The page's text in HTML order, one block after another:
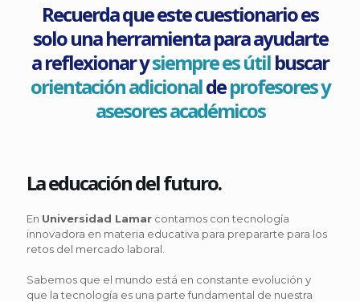
Recuerda que este cuestionario es
solo una herramienta para ayudarte
a reflexionar ysiempre es útilbuscar
orientación adicionaldeprofesores y
asesores académicos
La educación del futuro.
En Universidad Lamar contamos con tecnología
innovadora en materia educativa para prepararte para los
retos del mercado laboral.
Sabemos que el mundo está en constante evolución y
que la tecnología es una parte fundamental de nuestra